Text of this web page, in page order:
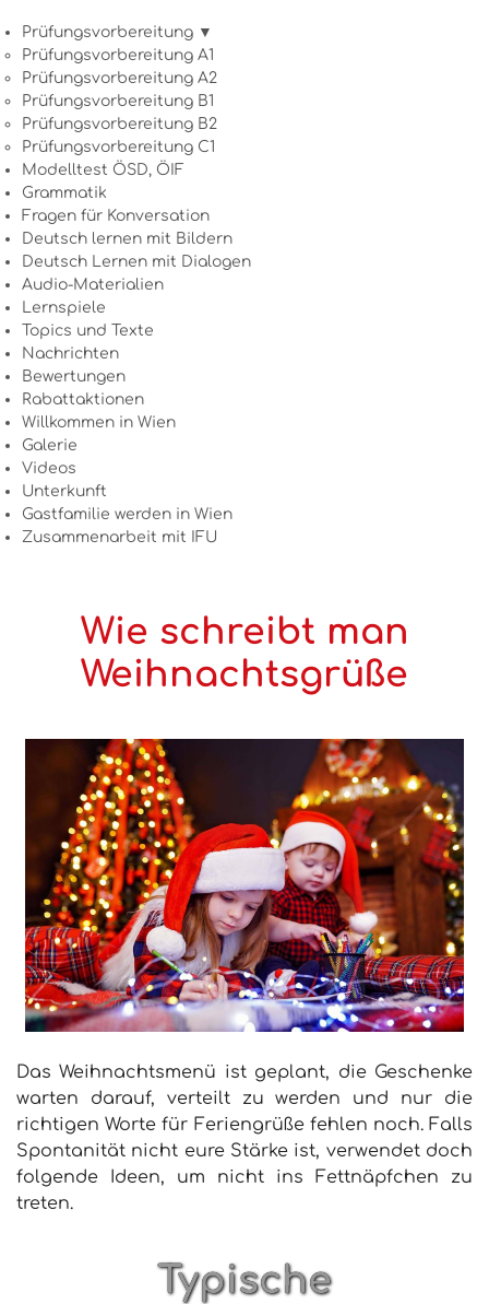
Prüfungsvorbereitung ▼
Prüfungsvorbereitung A1
Prüfungsvorbereitung A2
Prüfungsvorbereitung B1
Prüfungsvorbereitung B2
Prüfungsvorbereitung C1
Modelltest ÖSD, ÖIF
Grammatik
Fragen für Konversation
Deutsch lernen mit Bildern
Deutsch Lernen mit Dialogen
Audio-Materialien
Lernspiele
Topics und Texte
Nachrichten
Bewertungen
Rabattaktionen
Willkommen in Wien
Galerie
Videos
Unterkunft
Gastfamilie werden in Wien
Zusammenarbeit mit IFU
Wie schreibt man
Weihnachtsgrüße
Das Weihnachtsmenü ist geplant, die Geschenke
warten darauf, verteilt zu werden und nur die
richtigen Worte für Feriengrüße fehlen noch. Falls
Spontanität nicht eure Stärke ist, verwendet doch
folgende Ideen, um nicht ins Fettnäpfchen zu
treten.
Typische